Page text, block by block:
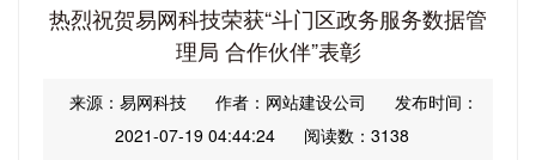
热烈祝贺易网科技荣获“斗门区政务服务数据管
理局 合作伙伴”表彰
来源：易网科技 作者：网站建设公司
发布时间：
2021-07-19 04:44:24
阅读数：3138